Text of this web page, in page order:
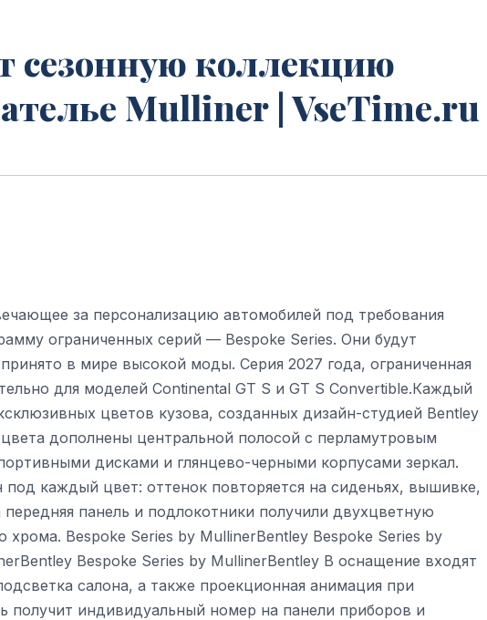
сезонную коллекцию
Mulliner | VseTime.ru
за персонализацию автомобилей под требования
ограниченных серий — Bespoke Series. Они будут
в мире высокой моды. Серия 2027 года, ограниченная
для моделей Continental GT S и GT S Convertible.Каждый
цветов кузова, созданных дизайн-студией Bentley
дополнены центральной полосой с перламутровым
дисками и глянцево-черными корпусами зеркал.
каждый цвет: оттенок повторяется на сиденьях, вышивке,
панель и подлокотники получили двухцветную
Bespoke Series by MullinerBentley Bespoke Series by
Bespoke Series by MullinerBentley В оснащение входят
салона, а также проекционная анимация при
индивидуальный номер на панели приборов и